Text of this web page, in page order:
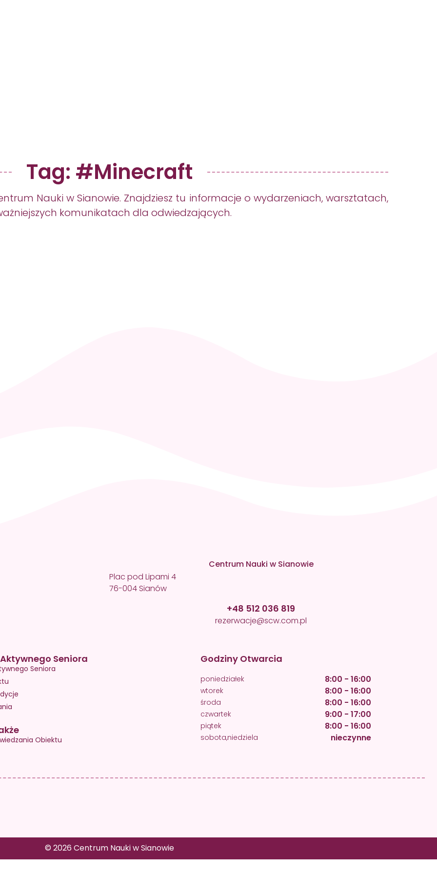
Tag: #Minecraft
Nauki w Sianowie. Znajdziesz tu informacje o wydarzeniach, warsztatach,
komunikatach dla odwiedzających.
Centrum Nauki w Sianowie
Plac pod Lipami 4
76-004 Sianów
+48 512 036 819
rezerwacje@scw.com.pl
Seniora
Seniora
Obiektu
Godziny Otwarcia
poniedziałek 8:00 - 16:00
wtorek 8:00 - 16:00
środa 8:00 - 16:00
czwartek 9:00 - 17:00
piątek 8:00 - 16:00
sobota,niedziela nieczynne
© 2026 Centrum Nauki w Sianowie